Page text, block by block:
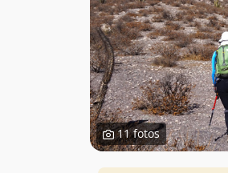
11 fotos